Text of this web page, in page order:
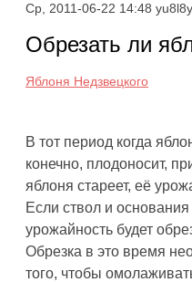
Ср, 2011-06-22 14:48
Обрезать ли
Яблоня Недзвецкого
В тот период когда
конечно, плодоносит,
яблоня стареет, её
Если ствол и
урожайность будет
Обрезка в это время
того, чтобы